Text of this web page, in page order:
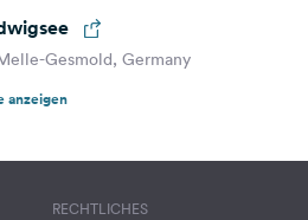
Gesmold, Germany
anzeigen
RECHTLICHES